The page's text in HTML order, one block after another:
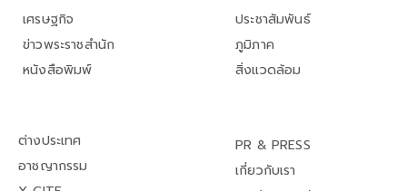
เศรษฐกิจ
ข่าวพระราชสำนัก
หนังสือพิมพ์
ประชาสัมพันธ์
ภูมิภาค
สิ่งแวดล้อม
ต่างประเทศ
อาชญากรรม
PR & PRESS
เกี่ยวกับเรา